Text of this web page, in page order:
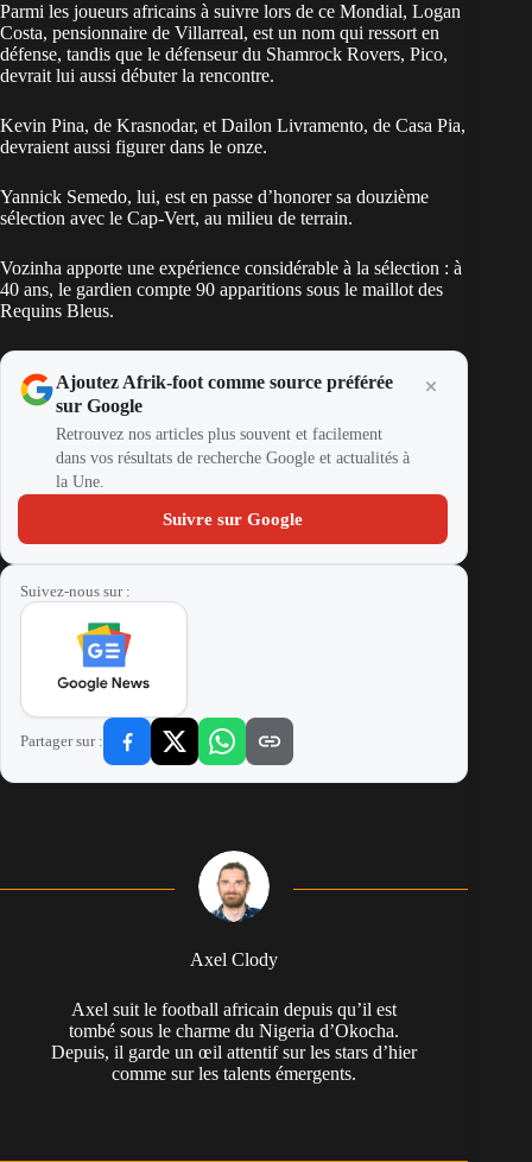
Pina
DM
LM
CAM
RM
Mendes
ST
Dailon
Parmi les joueurs africains à suivre lors de ce Mondial, Logan
Costa, pensionnaire de Villarreal, est un nom qui ressort en
défense, tandis que le défenseur du Shamrock Rovers, Pico,
devrait lui aussi débuter la rencontre.
Kevin Pina, de Krasnodar, et Dailon Livramento, de Casa Pia,
devraient aussi figurer dans le onze.
Yannick Semedo, lui, est en passe d’honorer sa douzième
sélection avec le Cap-Vert, au milieu de terrain.
Vozinha apporte une expérience considérable à la sélection : à
40 ans, le gardien compte 90 apparitions sous le maillot des
Requins Bleus.
Ajoutez Afrik-foot comme source préférée
sur Google
Retrouvez nos articles plus souvent et facilement
dans vos résultats de recherche Google et actualités à
la Une.
Suivre sur Google
Suivez-nous sur :
Partager sur :
Axel Clody
Axel suit le football africain depuis qu’il est
tombé sous le charme du Nigeria d’Okocha.
Depuis, il garde un œil attentif sur les stars d’hier
comme sur les talents émergents.